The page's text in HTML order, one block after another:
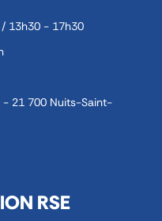
13h30 - 17h30
- 21 700 Nuits-Saint-
RSE